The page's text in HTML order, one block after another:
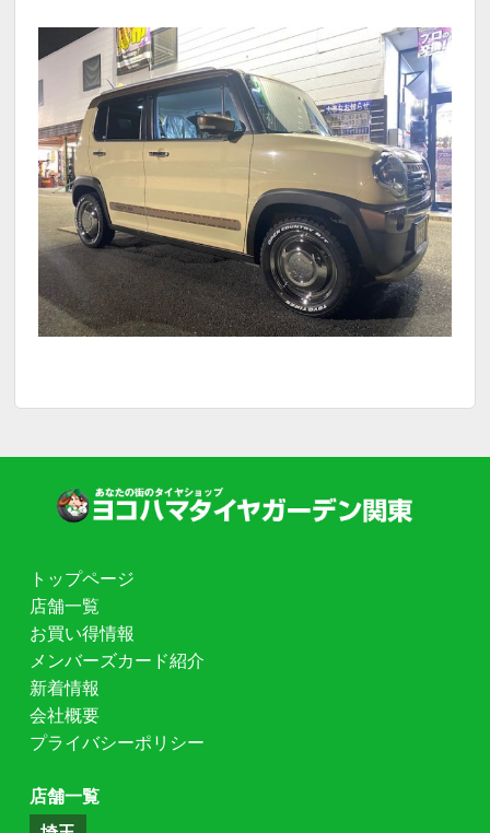
トップページ
店舗一覧
お買い得情報
メンバーズカード紹介
新着情報
会社概要
プライバシーポリシー
店舗一覧